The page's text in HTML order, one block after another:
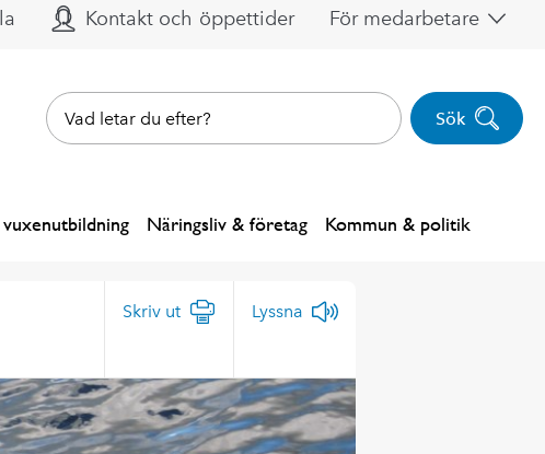
Kontakt och öppettider För medarbetare
Sök
vuxenutbildning Näringsliv & företag Kommun & politik
Skriv ut Lyssna